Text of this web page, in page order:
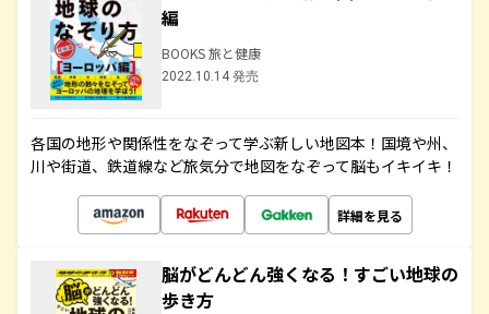
編
BOOKS 旅と健康
2022.10.14 発売
各国の地形や関係性をなぞって学ぶ新しい地図本！国境や州、
川や街道、鉄道線など旅気分で地図をなぞって脳もイキイキ！
詳細を見る
脳がどんどん強くなる！すごい地球の
歩き方